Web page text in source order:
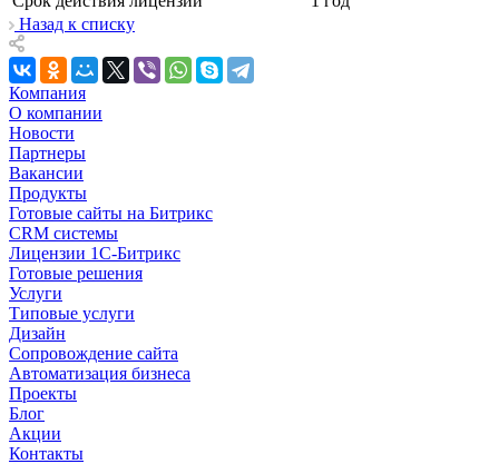
Назад к списку
Компания
О компании
Новости
Партнеры
Вакансии
Продукты
Готовые сайты на Битрикс
CRM системы
Лицензии 1С-Битрикс
Готовые решения
Услуги
Типовые услуги
Дизайн
Сопровождение сайта
Автоматизация бизнеса
Проекты
Блог
Акции
Контакты